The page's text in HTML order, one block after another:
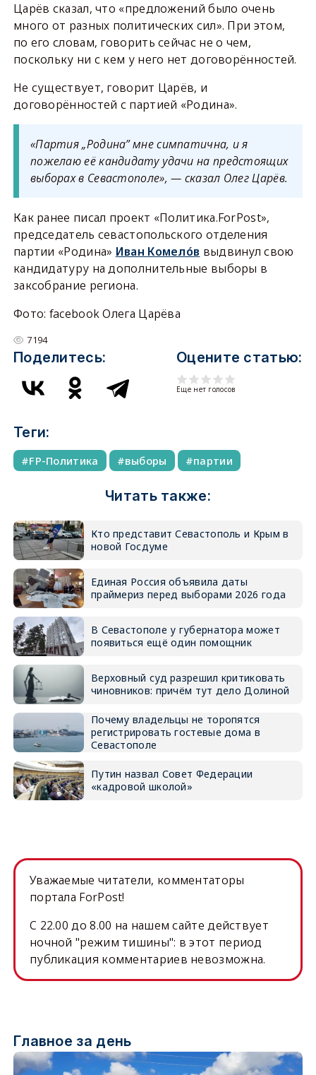
Царёв сказал, что «предложений было очень
много от разных политических сил». При этом,
по его словам, говорить сейчас не о чем,
поскольку ни с кем у него нет договорённостей.
Не существует, говорит Царёв, и
договорённостей с партией «Родина».
«Партия „Родина” мне симпатична, и я
пожелаю её кандидату удачи на предстоящих
выборах в Севастополе», — сказал Олег Царёв.
Как ранее писал проект «Политика.ForPost»,
председатель севастопольского отделения
партии «Родина» Иван Комелóв выдвинул свою
кандидатуру на дополнительные выборы в
заксобрание региона.
Фото: facebook Олега Царёва
7194
Поделитесь: Оцените статью:
Еще нет голосов
Теги:
FP-Политика выборы партии
Читать также:
Кто представит Севастополь и Крым в
новой Госдуме
Единая Россия объявила даты
праймериз перед выборами 2026 года
В Севастополе у губернатора может
появиться ещё один помощник
Верховный суд разрешил критиковать
чиновников: причём тут дело Долиной
Почему владельцы не торопятся
регистрировать гостевые дома в
Севастополе
Путин назвал Совет Федерации
«кадровой школой»
Уважаемые читатели, комментаторы
портала ForPost!
C 22.00 до 8.00 на нашем сайте действует
ночной "режим тишины": в этот период
публикация комментариев невозможна.
Главное за день